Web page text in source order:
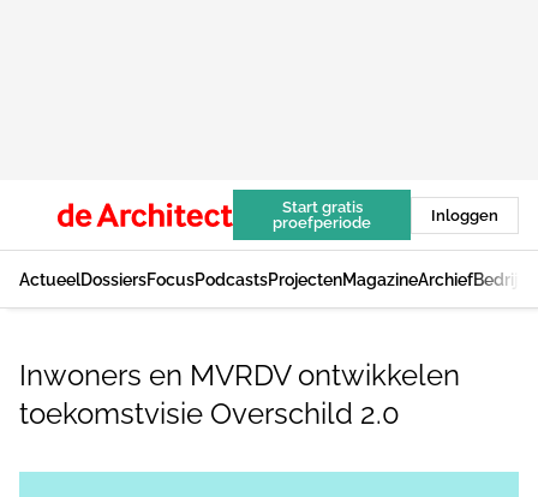
Start gratis
proefperiode
Inloggen
ActueelDossiersFocusPodcastsProjectenMagazineArchief
Inwoners en MVRDV ontwikkelen
toekomstvisie Overschild 2.0